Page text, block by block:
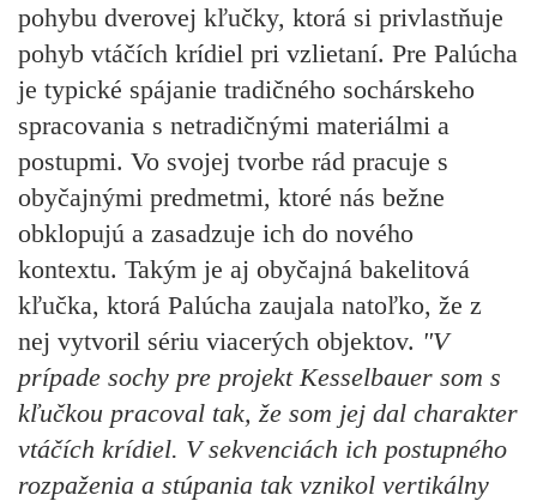
pohybu dverovej kľučky, ktorá si privlastňuje
pohyb vtáčích krídiel pri vzlietaní. Pre Palúcha
je typické spájanie tradičného sochárskeho
spracovania s netradičnými materiálmi a
postupmi. Vo svojej tvorbe rád pracuje s
obyčajnými predmetmi, ktoré nás bežne
obklopujú a zasadzuje ich do nového
kontextu. Takým je aj obyčajná bakelitová
kľučka, ktorá Palúcha zaujala natoľko, že z
nej vytvoril sériu viacerých objektov. "V
prípade sochy pre projekt Kesselbauer som s
kľučkou pracoval tak, že som jej dal charakter
vtáčích krídiel. V sekvenciách ich postupného
rozpaženia a stúpania tak vznikol vertikálny